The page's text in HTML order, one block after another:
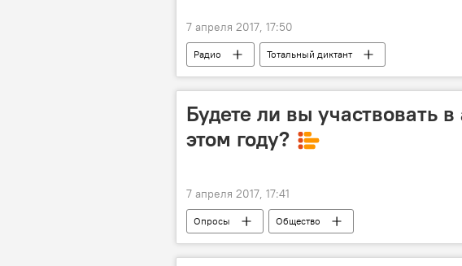
7 апреля 2017, 17:50
Радио Тотальный диктант
Будете ли вы участвовать
этом году?
7 апреля 2017, 17:41
Опросы Общество